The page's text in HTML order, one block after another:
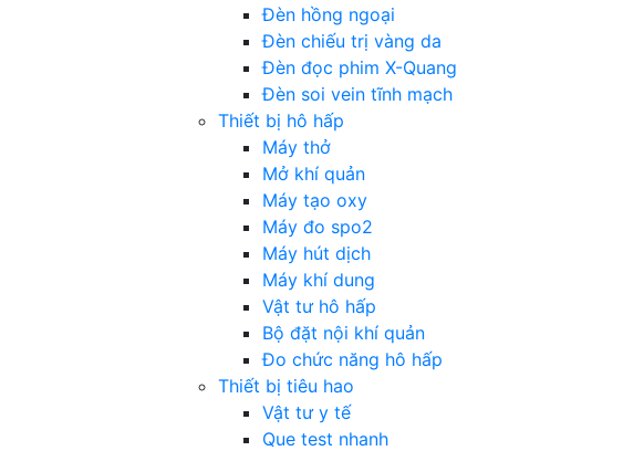
Đèn hồng ngoại
Đèn chiếu trị vàng da
Đèn đọc phim X-Quang
Đèn soi vein tĩnh mạch
Thiết bị hô hấp
Máy thở
Mở khí quản
Máy tạo oxy
Máy đo spo2
Máy hút dịch
Máy khí dung
Vật tư hô hấp
Bộ đặt nội khí quản
Đo chức năng hô hấp
Thiết bị tiêu hao
Vật tư y tế
Que test nhanh